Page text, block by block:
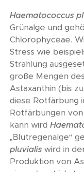
Haematococcus
Grünalge und
Chlorophyceae.
Stress wie
Strahlung
große Mengen
Astaxanthin (bis
diese Rotfärbung
Rotfärbungen
kann wird
„Blutregenalge“
pluvialis wird in
Produktion von